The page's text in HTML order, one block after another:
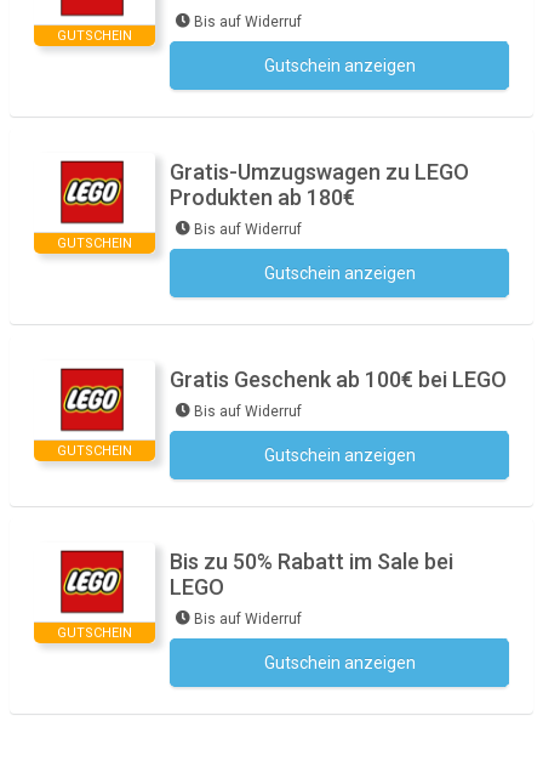
GUTSCHEIN
Bis auf Widerruf
Gutschein anzeigen
GUTSCHEIN
Gratis-Umzugswagen zu LEGO
Produkten ab 180€
Bis auf Widerruf
Gutschein anzeigen
GUTSCHEIN
Gratis Geschenk ab 100€ bei LEGO
Bis auf Widerruf
Gutschein anzeigen
GUTSCHEIN
Bis zu 50% Rabatt im Sale bei
LEGO
Bis auf Widerruf
Gutschein anzeigen